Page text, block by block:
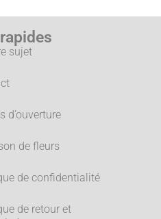
sujet
d’ouverture
de fleurs
de confidentialité
de retour et